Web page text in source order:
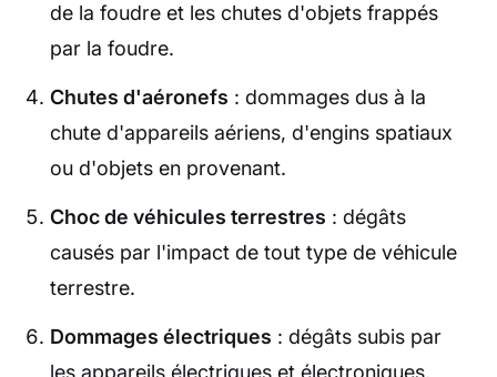
de la foudre et les chutes d'objets frappés
par la foudre.
Chutes d'aéronefs : dommages dus à la
chute d'appareils aériens, d'engins spatiaux
ou d'objets en provenant.
Choc de véhicules terrestres : dégâts
causés par l'impact de tout type de véhicule
terrestre.
Dommages électriques : dégâts subis par
les appareils électriques et électroniques,